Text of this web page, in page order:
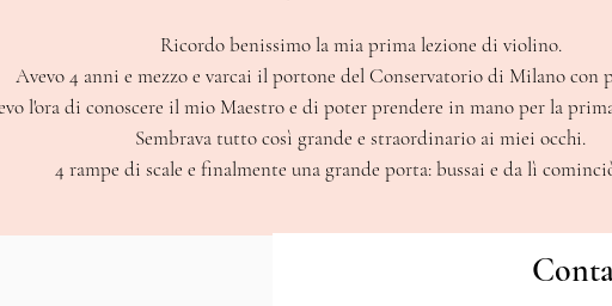
Ricordo benissimo la mia prima lezione di violino.
Avevo 4 anni e mezzo e varcai il portone del Conservatorio di Milano con
l'ora di conoscere il mio Maestro e di poter prendere in mano per la
Sembrava tutto così grande e straordinario ai miei occhi.
4 rampe di scale e finalmente una grande porta: bussai e da lì